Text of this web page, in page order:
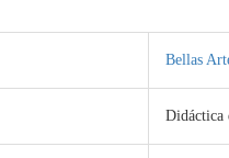
Bellas
Didáctica